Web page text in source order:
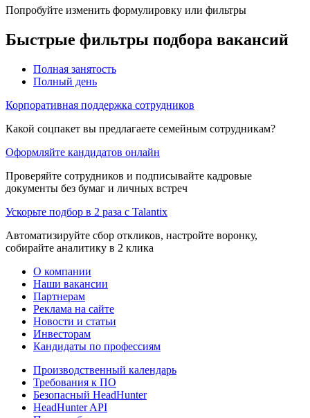
Попробуйте изменить формулировку или фильтры
Быстрые фильтры подбора вакансий
Полная занятость
Полный день
Корпоративная поддержка сотрудников
Какой соцпакет вы предлагаете семейным сотрудникам?
Оформляйте кандидатов онлайн
Проверяйте сотрудников и подписывайте кадровые
документы без бумаг и личных встреч
Ускорьте подбор в 2 раза с Talantix
Автоматизируйте сбор откликов, настройте воронку,
собирайте аналитику в 2 клика
О компании
Наши вакансии
Партнерам
Реклама на сайте
Новости и статьи
Инвесторам
Кандидаты по профессиям
Производственный календарь
Требования к ПО
Безопасный HeadHunter
HeadHunter API